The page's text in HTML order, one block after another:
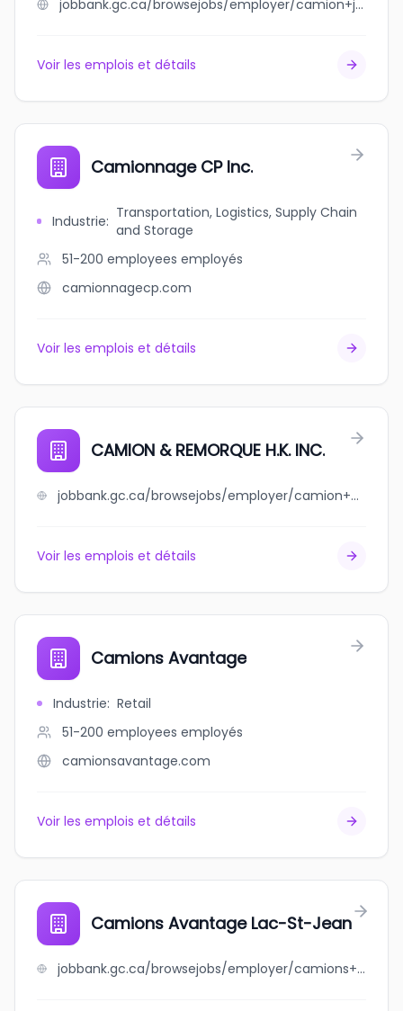
jobbank.gc.ca/browsejobs/employer/camion+jma+inc/ca
Voir les emplois et détails
Camionnage CP Inc.
Industrie: Transportation, Logistics, Supply Chain
and Storage
51-200 employees employés
camionnagecp.com
Voir les emplois et détails
CAMION & REMORQUE H.K. INC.
jobbank.gc.ca/browsejobs/employer/camion+%26+remorque+h.k.+inc./ca
Voir les emplois et détails
Camions Avantage
Industrie: Retail
51-200 employees employés
camionsavantage.com
Voir les emplois et détails
Camions Avantage Lac-St-Jean
jobbank.gc.ca/browsejobs/employer/camions+avantage+lac-st-jean/ca